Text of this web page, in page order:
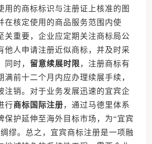
用的商标标识与注册证上核准的图
在核定使用的商品服务范围内使
关重要，企业应定期关注商标局公
他人申请注册近似商标，并及时采
同时， 留意续展时限，注册商标有
满前十二个月内应办理续展手续，
注销。对于业务发展迅速的宜宾企
行商标国际注册，通过马德里体系
保护延伸至海外目标市场，为“宜宾
缪。总之，宜宾商标注册是一项融